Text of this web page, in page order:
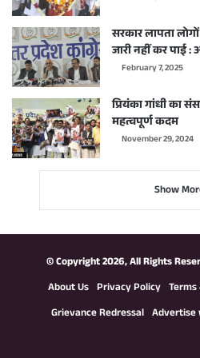
सरकार लापता
जारी नहीं कर पाई :
February 7, 2025
प्रियंका गांधी का
महत्वपूर्ण कदम
November 29, 2024
Show
© Copyright 2026, All Rights
About Us Privacy Policy
Grievance Redressal Advertise